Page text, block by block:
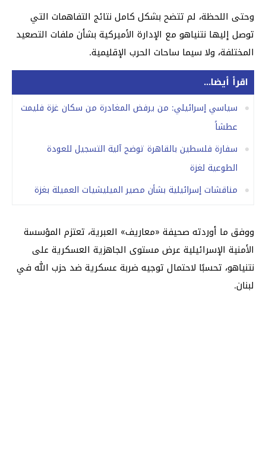
وحتى اللحظة، لم تتضح بشكل كامل نتائج التفاهمات التي
توصل إليها نتنياهو مع الإدارة الأميركية بشأن ملفات التصعيد
المختلفة، ولا سيما ساحات الحرب الإقليمية.
اقرأ أيضا...
سياسي إسرائيلي: من يرفض المغادرة من سكان غزة فليمت
عطشاً
سفارة فلسطين بالقاهرة توضح آلية التسجيل للعودة
الطوعية لغزة
مناقشات إسرائيلية بشأن مصير الميليشيات العميلة بغزة
ووفق ما أوردته صحيفة «معاريف» العبرية، تعتزم المؤسسة
الأمنية الإسرائيلية عرض مستوى الجاهزية العسكرية على
نتنياهو، تحسبًا لاحتمال توجيه ضربة عسكرية ضد حزب الله في
لبنان.